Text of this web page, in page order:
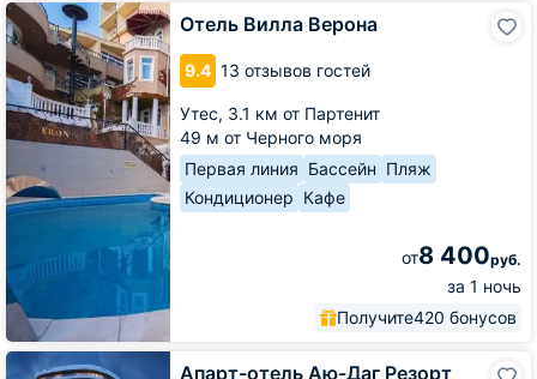
Отель Вилла Верона
9.4 13 отзывов гостей
Утес, 3.1 км от Партенит
49 м от Черного моря
Первая линия Бассейн Пляж
Кондиционер Кафе
от8 400руб.
за 1 ночь
Получите420 бонусов
Отель
Вилла
Верона
Апарт-отель Аю-Даг Резорт
Апарт-